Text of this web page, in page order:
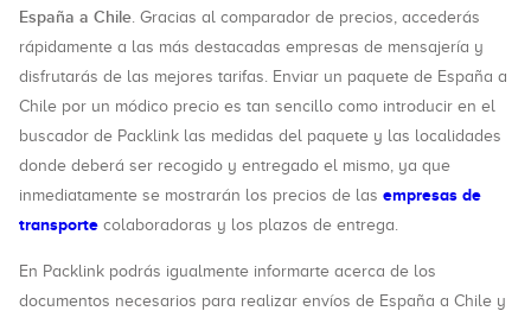
España a Chile. Gracias al comparador de precios, accederás
rápidamente a las más destacadas empresas de mensajería y
disfrutarás de las mejores tarifas. Enviar un paquete de España a
Chile por un módico precio es tan sencillo como introducir en el
buscador de Packlink las medidas del paquete y las localidades
donde deberá ser recogido y entregado el mismo, ya que
inmediatamente se mostrarán los precios de las empresas de
transporte colaboradoras y los plazos de entrega.
En Packlink podrás igualmente informarte acerca de los
documentos necesarios para realizar envíos de España a Chile y